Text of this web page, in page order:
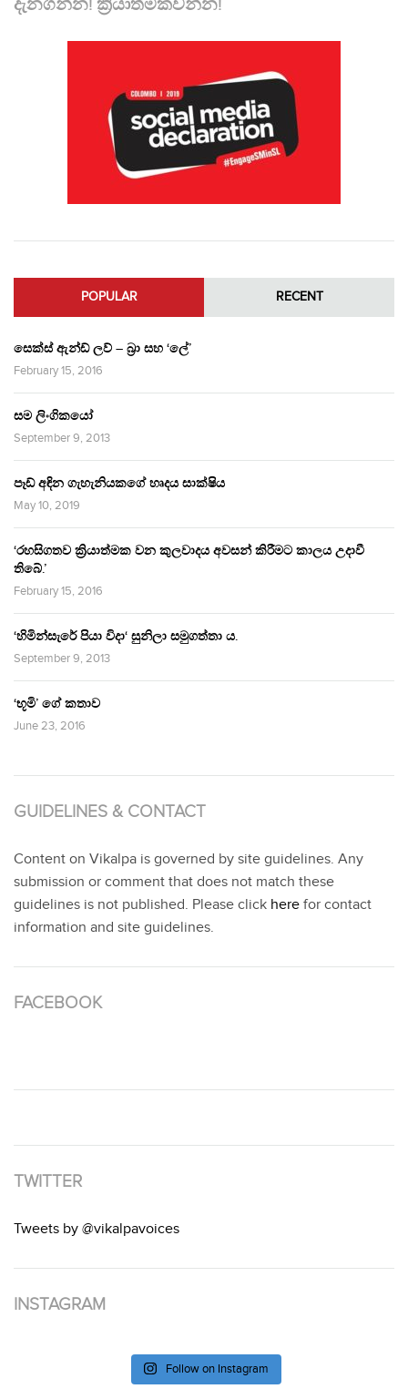
දැනගන්න! ක්‍රියාත්මකවන්න!
POPULAR RECENT
සෙක්ස් ඇන්ඩ් ලව් – බ්‍රා සහ ‘ලේ’
February 15, 2016
සම ලිංගිකයෝ
September 9, 2013
පෑඩ් අඳින ගැහැනියකගේ හෘදය සාක්ෂිය
May 10, 2019
‘රහසිගතව ක්‍රියාත්මක වන කුලවාදය අවසන් කිරීමට කාලය උදාවී
තිබේ.’
February 15, 2016
‘හිමින්සැරේ පියා විදා‘ සුනිලා සමුගත්තා ය.
September 9, 2013
‘භූමි’ ගේ කතාව
June 23, 2016
GUIDELINES & CONTACT
Content on Vikalpa is governed by site guidelines. Any
submission or comment that does not match these
guidelines is not published. Please click here for contact
information and site guidelines.
FACEBOOK
TWITTER
Tweets by @vikalpavoices
INSTAGRAM
Follow on Instagram